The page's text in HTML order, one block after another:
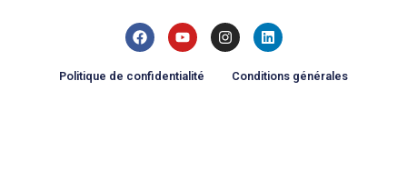
Politique de confidentialité Conditions générales